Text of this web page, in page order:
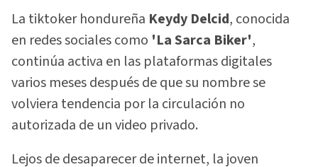
La tiktoker hondureña Keydy Delcid, conocida
en redes sociales como 'La Sarca Biker',
continúa activa en las plataformas digitales
varios meses después de que su nombre se
volviera tendencia por la circulación no
autorizada de un video privado.
Lejos de desaparecer de internet, la joven